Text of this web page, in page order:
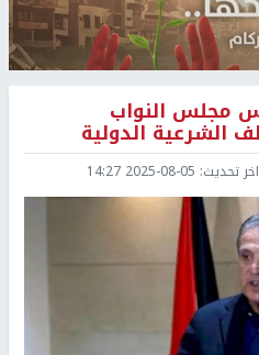
مجلس النواب
الشرعية الدولية
اخر تحديث: 2025-08-05 14:27